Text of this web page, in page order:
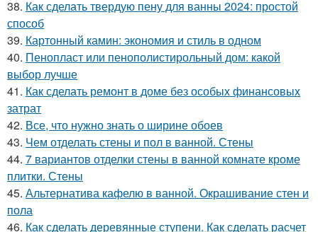
38. Как сделать твердую пену для ванны 2024: простой
способ
39. Картонный камин: экономия и стиль в одном
40. Пенопласт или пенополистирольный дом: какой
выбор лучше
41. Как сделать ремонт в доме без особых финансовых
затрат
42. Все, что нужно знать о ширине обоев
43. Чем отделать стены и пол в ванной. Стены
44. 7 вариантов отделки стены в ванной комнате кроме
плитки. Стены
45. Альтернатива кафелю в ванной. Окрашивание стен и
пола
46. Как сделать деревянные ступени. Как сделать расчет